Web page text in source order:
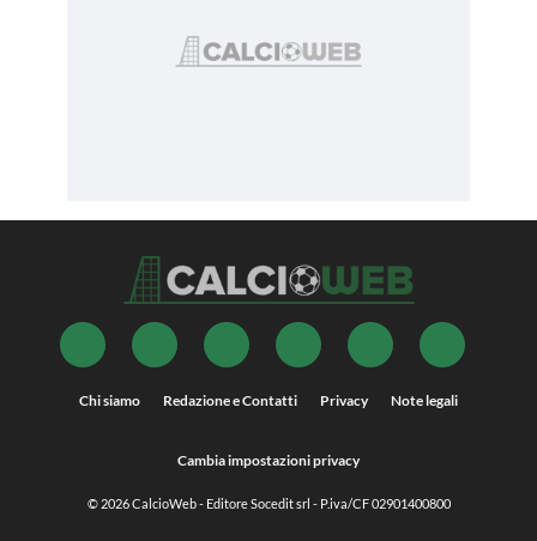
Chi siamo Redazione e Contatti Privacy Note legali
Cambia impostazioni privacy
© 2026CalcioWeb- Editore Socedit srl - P.iva/CF 02901400800